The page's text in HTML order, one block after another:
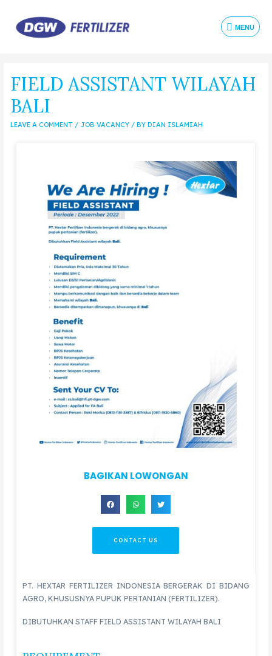
MENU
FIELD ASSISTANT WILAYAH
BALI
LEAVE A COMMENT / JOB VACANCY/ BY DIAN ISLAMIAH
BAGIKAN LOWONGAN
CONTACT US
PT. HEXTAR FERTILIZER INDONESIA BERGERAK DI BIDANG
AGRO, KHUSUSNYA PUPUK PERTANIAN (FERTILIZER).
DIBUTUHKAN STAFF FIELD ASSISTANT WILAYAH BALI